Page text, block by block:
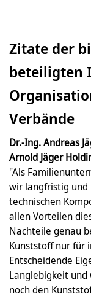
Zitate der
beteiligten
Verbände
Dr.-Ing. Andreas
Arnold Jäger
"Als
wir langfristig und
technischen
allen Vorteilen
Nachteile genau
Kunststoff nur für
Entscheidende
Langlebigkeit und
noch den